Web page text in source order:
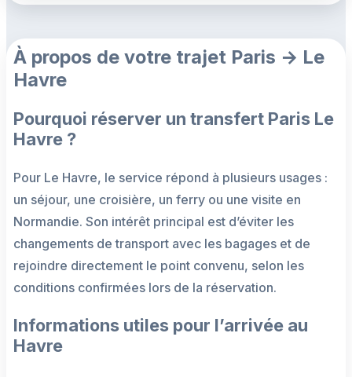
À propos de votre trajet Paris → Le
Havre
Pourquoi réserver un transfert Paris Le
Havre ?
Pour Le Havre, le service répond à plusieurs usages :
un séjour, une croisière, un ferry ou une visite en
Normandie. Son intérêt principal est d’éviter les
changements de transport avec les bagages et de
rejoindre directement le point convenu, selon les
conditions confirmées lors de la réservation.
Informations utiles pour l’arrivée au
Havre